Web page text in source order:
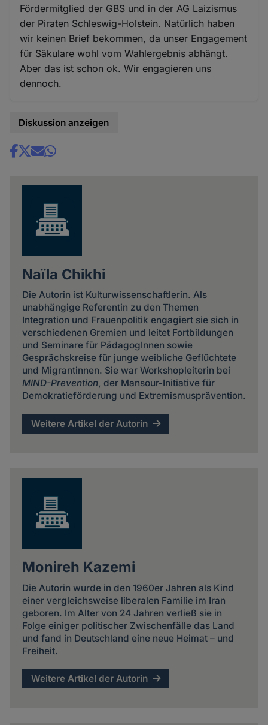
Fördermitglied der GBS und in der AG Laizismus
der Piraten Schleswig-Holstein. Natürlich haben
wir keinen Brief bekommen, da unser Engagement
für Säkulare wohl vom Wahlergebnis abhängt.
Aber das ist schon ok. Wir engagieren uns
dennoch.
Diskussion anzeigen
Share
Naïla Chikhi
Die Autorin ist Kulturwissenschaftlerin. Als
unabhängige Referentin zu den Themen
Integration und Frauenpolitik engagiert sie sich in
verschiedenen Gremien und leitet Fortbildungen
und Seminare für PädagogInnen sowie
Gesprächskreise für junge weibliche Geflüchtete
und Migrantinnen. Sie war Workshopleiterin bei
MIND-Prevention, der Mansour-Initiative für
Demokratieförderung und Extremismusprävention.
Weitere Artikel der Autorin
Monireh Kazemi
Die Autorin wurde in den 1960er Jahren als Kind
einer vergleichsweise liberalen Familie im Iran
geboren. Im Alter von 24 Jahren verließ sie in
Folge einiger politischer Zwischenfälle das Land
und fand in Deutschland eine neue Heimat – und
Freiheit.
Weitere Artikel der Autorin